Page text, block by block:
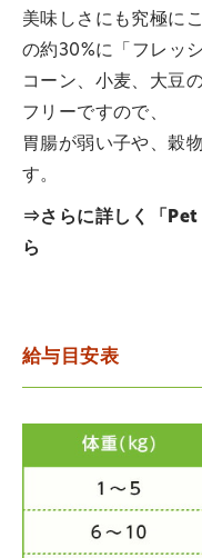
美味しさにも究極に
の約30%に「フレッ
コーン、小麦、大豆
フリーですので、
胃腸が弱い子や、穀
す。
⇒さらに詳しく「
ら
給与目安表